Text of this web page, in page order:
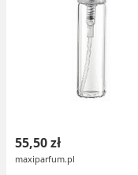
55,50 zł
maxiparfum.pl